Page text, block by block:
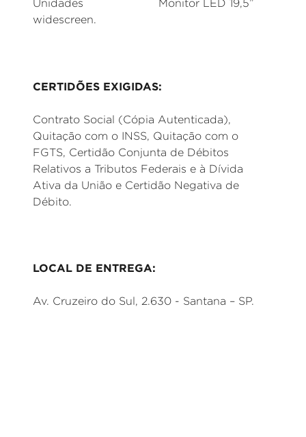
Unidades Monitor LED 19,5”
widescreen.
CERTIDÕES EXIGIDAS:
Contrato Social (Cópia Autenticada),
Quitação com o INSS, Quitação com o
FGTS, Certidão Conjunta de Débitos
Relativos a Tributos Federais e à Dívida
Ativa da União e Certidão Negativa de
Débito.
LOCAL DE ENTREGA:
Av. Cruzeiro do Sul, 2.630 - Santana – SP.